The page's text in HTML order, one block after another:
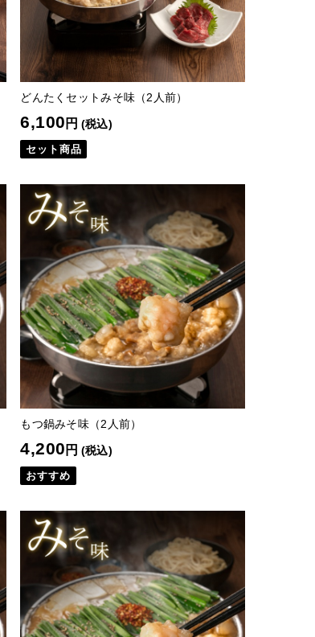
どんたくセットみそ味（2人前）
6,100 円 (税込)
セット商品
もつ鍋みそ味（2人前）
4,200 円 (税込)
おすすめ